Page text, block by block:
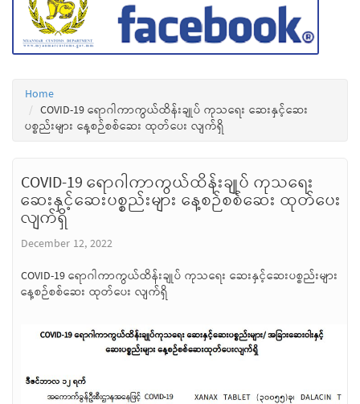
Home
COVID-19 ရောဂါကာကွယ်ထိန်းချုပ် ကုသရေး ဆေးနှင့်ဆေး
ပစ္စည်းများ နေ့စဉ်စစ်ဆေး ထုတ်ပေး လျက်ရှိ
COVID-19 ရောဂါကာကွယ်ထိန်းချုပ် ကုသရေး
ဆေးနှင့်ဆေးပစ္စည်းများ နေ့စဉ်စစ်ဆေး ထုတ်ပေး
လျက်ရှိ
December 12, 2022
COVID-19 ရောဂါကာကွယ်ထိန်းချုပ် ကုသရေး ဆေးနှင့်ဆေးပစ္စည်းများ
နေ့စဉ်စစ်ဆေး ထုတ်ပေး လျက်ရှိ